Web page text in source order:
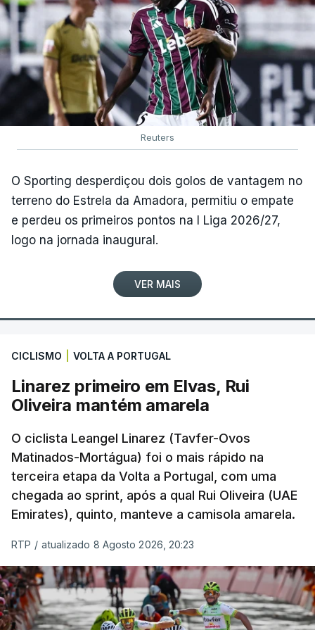
Reuters
O Sporting desperdiçou dois golos de vantagem no
terreno do Estrela da Amadora, permitiu o empate
e perdeu os primeiros pontos na I Liga 2026/27,
logo na jornada inaugural.
VER MAIS
CICLISMO VOLTA A PORTUGAL
Linarez primeiro em Elvas, Rui
Oliveira mantém amarela
O ciclista Leangel Linarez (Tavfer-Ovos
Matinados-Mortágua) foi o mais rápido na
terceira etapa da Volta a Portugal, com uma
chegada ao sprint, após a qual Rui Oliveira (UAE
Emirates), quinto, manteve a camisola amarela.
RTP / atualizado 8 Agosto 2026, 20:23